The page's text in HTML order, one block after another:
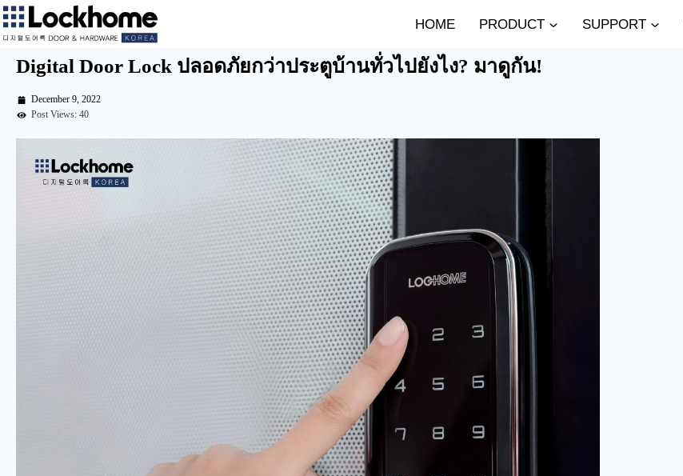
HOME PRODUCT SUPPORT
Digital Door Lock ปลอดภัยกว่าประตูบ้านทั่วไปยังไง? มาดูกัน!
December 9, 2022
Post Views: 40